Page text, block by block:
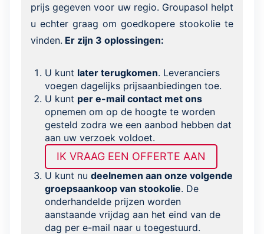
prijs gegeven voor uw regio. Groupasol helpt
u echter graag om goedkopere stookolie te
vinden. Er zijn 3 oplossingen:
U kunt later terugkomen. Leveranciers
voegen dagelijks prijsaanbiedingen toe.
U kunt per e-mail contact met ons
opnemen om op de hoogte te worden
gesteld zodra we een aanbod hebben dat
aan uw verzoek voldoet.
IK VRAAG EEN OFFERTE AAN
U kunt nu deelnemen aan onze volgende
groepsaankoop van stookolie. De
onderhandelde prijzen worden
aanstaande vrijdag aan het eind van de
dag per e-mail naar u toegestuurd.